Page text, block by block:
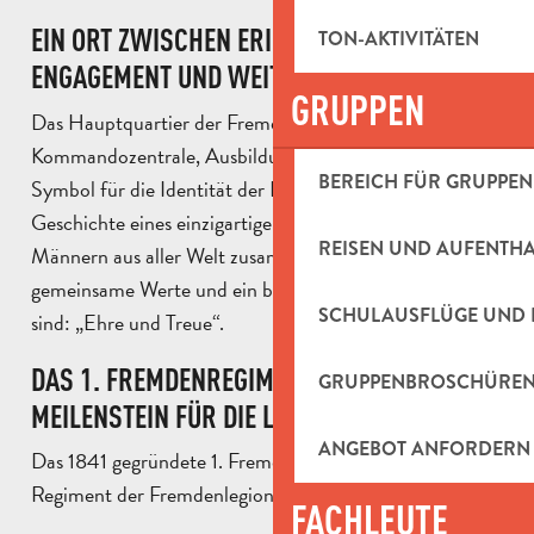
TON-AKTIVITÄTEN
GRUPPEN
BEREICH FÜR GRUPPEN
REISEN UND
SCHULAUSFLÜGE UND
ANGEBOT ANFORDERN
FACHLEUTE
EIN ORT ZWISCHEN ERINNERUNG,
ENGAGEMENT UND WEITERGABE
Das Hauptquartier der Fremdenlegion ist zugleich
Kommandozentrale, Ausbildungsstätte und ein starkes
Symbol für die Identität der Legionäre. Es zeugt von der
Geschichte eines einzigartigen Militärkorps, das sich aus
Männern aus aller Welt zusammensetzt, die durch
gemeinsame Werte und ein berühmtes Motto vereint
sind: „Ehre und Treue“.
DAS 1. FREMDENREGIMENT: EIN WICHTIGER
MEILENSTEIN FÜR DIE LEGIONÄRE
Das 1841 gegründete 1. Fremdenregiment ist das älteste
Regiment der Fremdenlegion.